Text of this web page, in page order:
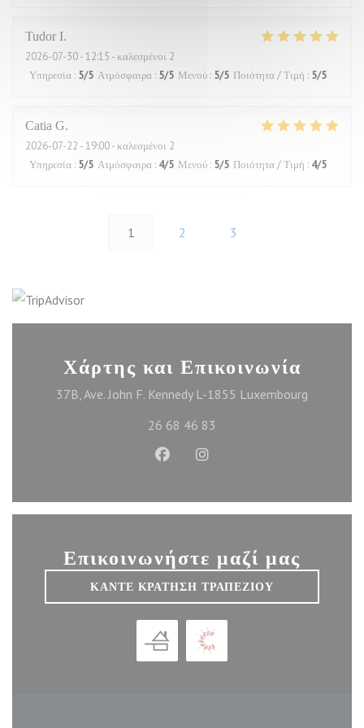
Tudor I
2026-07-30- 12:15 - καλεσμένοι 2
Υπηρεσία : 5/5 Ατμόσφαιρα : 5/5 Μενού : 5/5 Ποιότητα / Τιμή : 5/5
Catia G
2026-07-22 - 19:00 - καλεσμένοι 2
Υπηρεσία : 5/5 Ατμόσφαιρα : 4/5 Μενού : 5/5 Ποιότητα / Τιμή : 4/5
1 2 3
Χάρτης και Επικοινωνία
37B, Ave. John F. Kennedy L-1855 Luxembourg
26 68 46 83
Facebook ((ανοίγει σε νέο
Instagram ((ανοίγει σε
Επικοινωνήστε μαζί μας
ΚΆΝΤΕ ΚΡΆΤΗΣΗ ΤΡΑΠΕΖΙΟΎ